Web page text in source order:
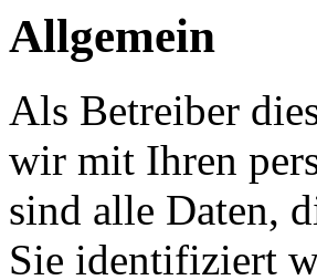
Allgemein
Als Betreiber
wir mit Ihren
sind alle Daten,
Sie identifiziert